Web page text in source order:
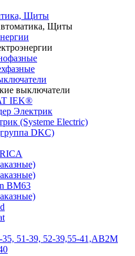
Щиты
Щиты
выключатели
IEK®
Электрик
(Systeme Electric)
DKC)
BM63
51-39, 52-39,55-41,АВ2М